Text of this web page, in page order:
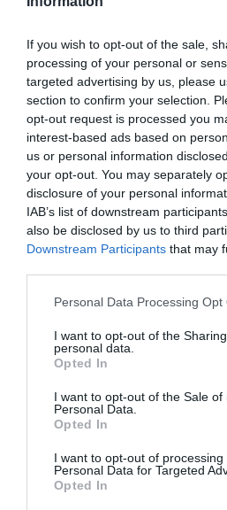
If you wish to opt-out of the sale,
processing of your personal or
targeted advertising by us, please
section to confirm your selection.
opt-out request is processed you
interest-based ads based on
us or personal information
your opt-out. You may separately
disclosure of your personal
IAB’s list of downstream
also be disclosed by us to third
Downstream Participants that may
Personal Data Processing Opt
I want to opt-out of the
personal data.
Opted In
I want to opt-out of the Sale of
Personal Data.
Opted In
I want to opt-out of processing
Personal Data for Targeted
Opted In
Νέοι Διαγωνισμοί
Tags
JAZZ - BLUES - ETHNIC
ΑΔΑΜ
ΕΝΤΕΧΝΟ - ΛΑΪΚΟ - ΠΑΡΑΔΟΣΙΑΚΗ
ΣΥΝΑΥΛΙΕΣ 2023
Newsletter
Κάθε βδομάδα στο e-mail σας
την Τέχνη και τον Πολιτισμό!
Σχετικά